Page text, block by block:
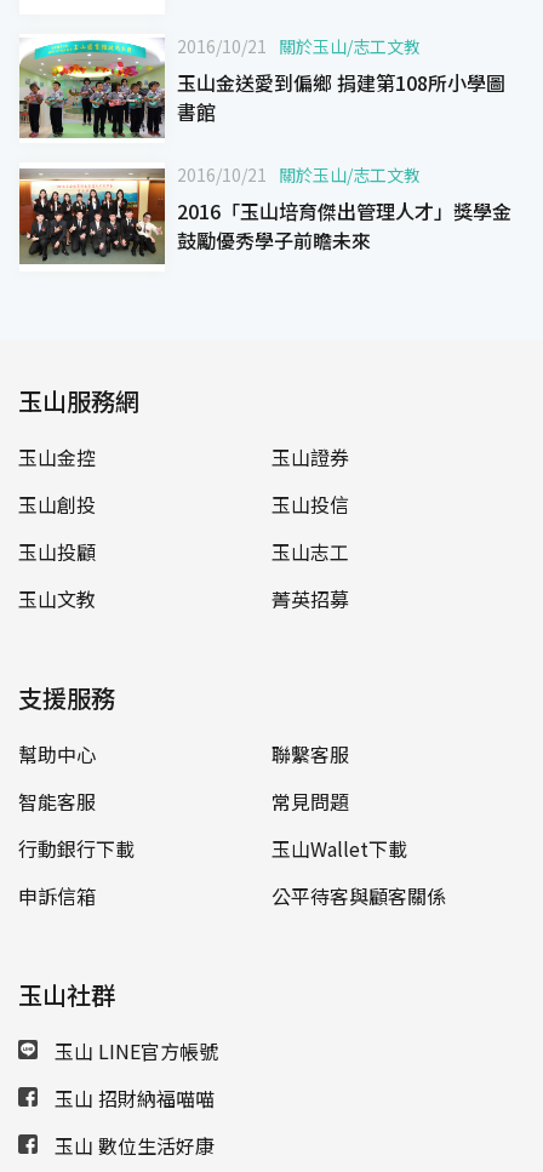
2016/10/21 關於玉山/志工文教
玉山金送愛到偏鄉 捐建第108所小學圖
書館
2016/10/21 關於玉山/志工文教
2016「玉山培育傑出管理人才」獎學金
鼓勵優秀學子前瞻未來
玉山服務網
玉山金控
玉山證券
玉山創投
玉山投信
玉山投顧
玉山志工
玉山文教
菁英招募
支援服務
幫助中心
聯繫客服
智能客服
常見問題
行動銀行下載
玉山Wallet下載
申訴信箱
公平待客與顧客關係
玉山社群
玉山 LINE官方帳號
玉山 招財納福喵喵
玉山 數位生活好康